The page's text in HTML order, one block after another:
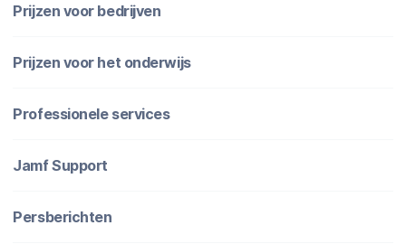
Prijzen voor bedrijven
Prijzen voor het onderwijs
Professionele services
Jamf Support
Persberichten